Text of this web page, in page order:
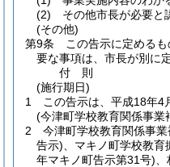
(2)
その他市長が必要と
(その他)
第9条
この告示に定める
要な事項は、市長が別に定
付 則
(施行期日)
1
この告示は、平成18年4
(今津町学校教育関係事業
2
今津町学校教育関係事
告示) 、マキノ町学校教
年マキノ町告示第31号)